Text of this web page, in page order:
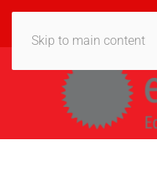
Skip to main content